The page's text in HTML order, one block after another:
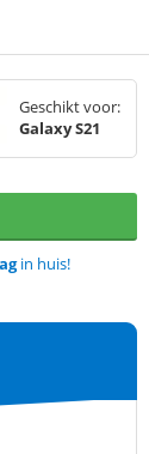
Geschikt voor:
Galaxy S21
in huis!